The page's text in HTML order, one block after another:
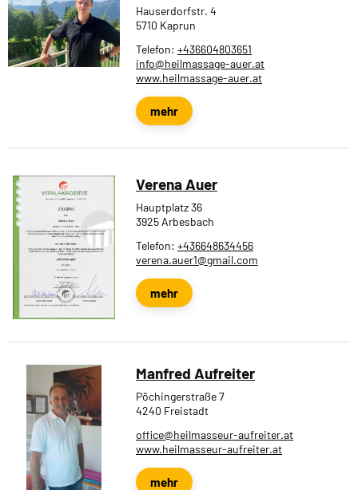
Hauserdorfstr. 4
5710 Kaprun
Telefon: +436604803651
info@heilmassage-auer.at
www.heilmassage-auer.at
mehr
Verena Auer
Hauptplatz 36
3925 Arbesbach
Telefon: +436648634456
verena.auer1@gmail.com
mehr
Manfred Aufreiter
Pöchingerstraße 7
4240 Freistadt
office@heilmasseur-aufreiter.at
www.heilmasseur-aufreiter.at
mehr